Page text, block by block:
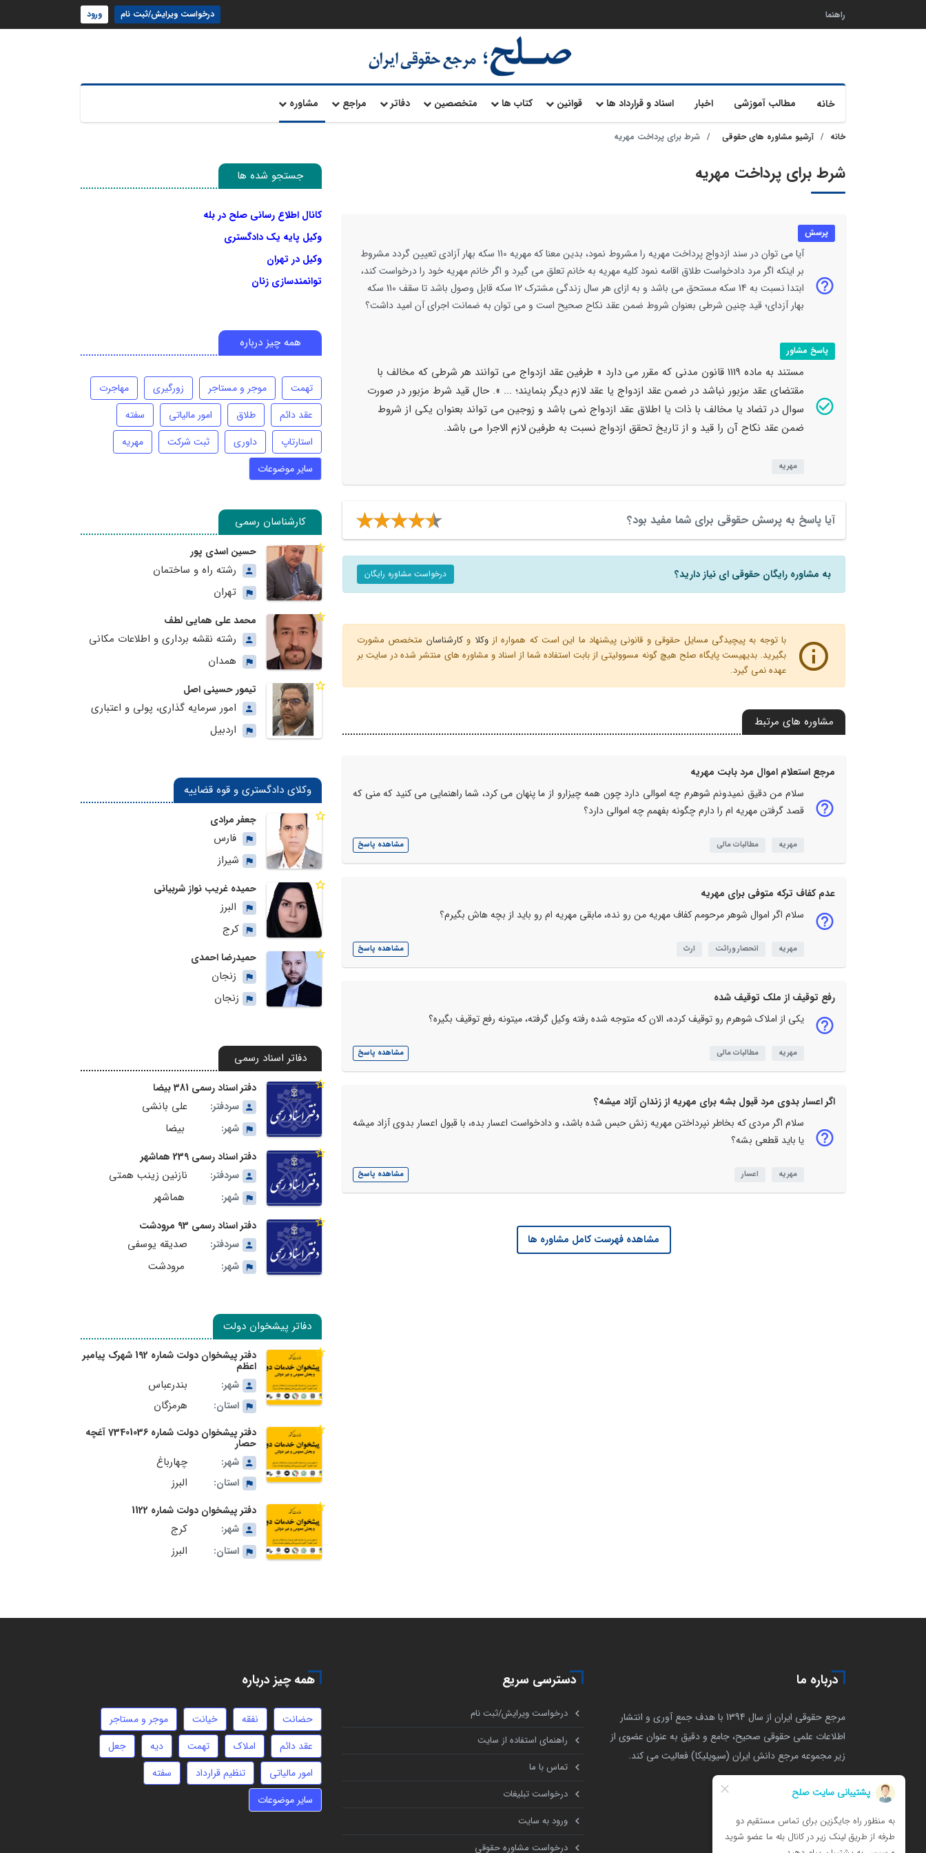
راهنما درخواست ویرایش/ثبت نام ورود
خانه مطالب آموزشی اخبار اسناد و قرارداد ها قوانین کتاب ها متخصصین دفاتر مراجع مشاوره
خانه آرشیو مشاوره های حقوقی شرط برای پرداخت مهریه
شرط برای پرداخت مهریه
پرسش
آیا می توان در سند ازدواج پرداخت مهریه را مشروط نمود، بدین معنا که مهریه 110 سکه بهار آزادی تعیین گردد مشروط
بر اینکه اگر مرد دادخواست طلاق اقامه نمود کلیه مهریه به خانم تعلق می گیرد و اگر خانم مهریه خود را درخواست کند،
ابتدا نسبت به 14 سکه مستحق می باشد و به ازای هر سال زندگی مشترک 12 سکه قابل وصول باشد تا سقف 110 سکه
بهار آزدای؛ قید چنین شرطی بعنوان شروط ضمن عقد نکاح صحیح است و می توان به ضمانت اجرای آن امید داشت؟
پاسخ مشاور
مستند به ماده 1119 قانون مدنی که مقرر می دارد « طرفین عقد ازدواج می توانند هر شرطی که مخالف با
مقتضای عقد مزبور نباشد در ضمن عقد ازدواج یا عقد لازم دیگر بنمایند؛ ... ». حال قید شرط مزبور در صورت
سوال در تضاد یا مخالف با ذات یا اطلاق عقد ازدواج نمی باشد و زوجین می تواند بعنوان یکی از شروط
ضمن عقد نکاح آن را قید و از تاریخ تحقق ازدواج نسبت به طرفین لازم الاجرا می باشد.
مهریه
آیا پاسخ به پرسش حقوقی برای شما مفید بود؟
به مشاوره رایگان حقوقی ای نیاز دارید؟ درخواست مشاوره رایگان
با توجه به پیچیدگی مسایل حقوقی و قانونی پیشنهاد ما این است که همواره ازوکلا وکارشناسان متخصص مشورت
بگیرید. بدیهیست پایگاه صلح هیچ گونه مسوولیتی از بابت استفاده شما از اسناد و مشاوره های منتشر شده در سایت بر
عهده نمی گیرد.
مشاوره های مرتبط
مرجع استعلام اموال مرد بابت مهریه
سلام من دقیق نمیدونم شوهرم چه اموالی دارد چون همه چیزارو از ما پنهان می کرد، شما راهنمایی می کنید که منی که
قصد گرفتن مهریه ام را دارم چگونه بفهمم چه اموالی دارد؟
مهریه مطالبات مالی مشاهده پاسخ
عدم کفاف ترکه متوفی برای مهریه
سلام اگر اموال شوهر مرحومم کفاف مهریه من رو نده، مابقی مهریه ام رو باید از بچه هاش بگیرم؟
مهریه انحصار وراثت ارث مشاهده پاسخ
رفع توقیف از ملک توقیف شده
یکی از املاک شوهرم رو توقیف کرده، الان که متوجه شده رفته وکیل گرفته، میتونه رفع توقیف بگیره؟
مهریه مطالبات مالی مشاهده پاسخ
اگر اعسار بدوی مرد قبول بشه برای مهریه از زندان آزاد میشه؟
سلام اگر مردی که بخاطر نپرداختن مهریه زنش حبس شده باشد، و دادخواست اعسار بده، با قبول اعسار بدوی آزاد میشه
یا باید قطعی بشه؟
مهریه اعسار مشاهده پاسخ
مشاهده فهرست کامل مشاوره ها
جستجو شده ها
کانال اطلاع رسانی صلح در بله
وکیل پایه یک دادگستری
وکیل در تهران
توانمندسازی زنان
همه چیز درباره
تهمت موجر و مستاجر زورگیری
مهاجرت
عقد دائم
طلاق امور مالیاتی
سفته
استارتاپ
داوری ثبت شرکت
مهریه
سایر موضوعات
کارشناسان رسمی
حسین اسدی پور
رشته راه و ساختمان
تهران
محمد علی همایی لطف
رشته نقشه برداری و اطلاعات مکانی
همدان
تیمور حسینی اصل
امور سرمایه گذاری، پولی و اعتباری
اردبیل
وکلای دادگستری و قوه قضاییه
جعفر مرادی
فارس
شیراز
حمیده غریب نواز شربیانی
البرز
کرج
حمیدرضا احمدی
زنجان
زنجان
دفاتر اسناد رسمی
دفتر اسناد رسمی 381 بیضا
سردفتر:
علی بانشی
شهر: بیضا
دفتر اسناد رسمی 239 هماشهر
سردفتر:
نازنین زینب همتی
شهر: هماشهر
دفتر اسناد رسمی 93 مرودشت
سردفتر:
صدیقه یوسفی
شهر: مرودشت
دفاتر پیشخوان دولت
دفتر پیشخوان دولت شماره 192 شهرک پیامبر
اعظم
شهر:
بندرعباس
استان: هرمزگان
دفتر پیشخوان دولت شماره 73401036 آغچه
حصار
شهر:
چهارباغ
استان: البرز
دفتر پیشخوان دولت شماره 1122
شهر:
کرج
استان: البرز
درباره ما
مرجع حقوقی ایران از سال 1394 با هدف جمع آوری و انتشار
اطلاعات علمی حقوقی صحیح، جامع و دقیق به عنوان عضوی از
زیر مجموعه مرجع دانش ایران (سیویلیکا) فعالیت می کند.
دسترسی سریع
درخواست ویرایش/ثبت نام
راهنمای استفاده از سایت
تماس با ما
درخواست تبلیغات
ورود به سایت
درخواست مشاوره حقوقی
همه چیز درباره
حضانت نفقه خیانت
موجر و مستاجر
عقد دائم
املاک تهمت دیه
جعل
امور مالیاتی
تنظیم قرارداد
سفته
سایر موضوعات